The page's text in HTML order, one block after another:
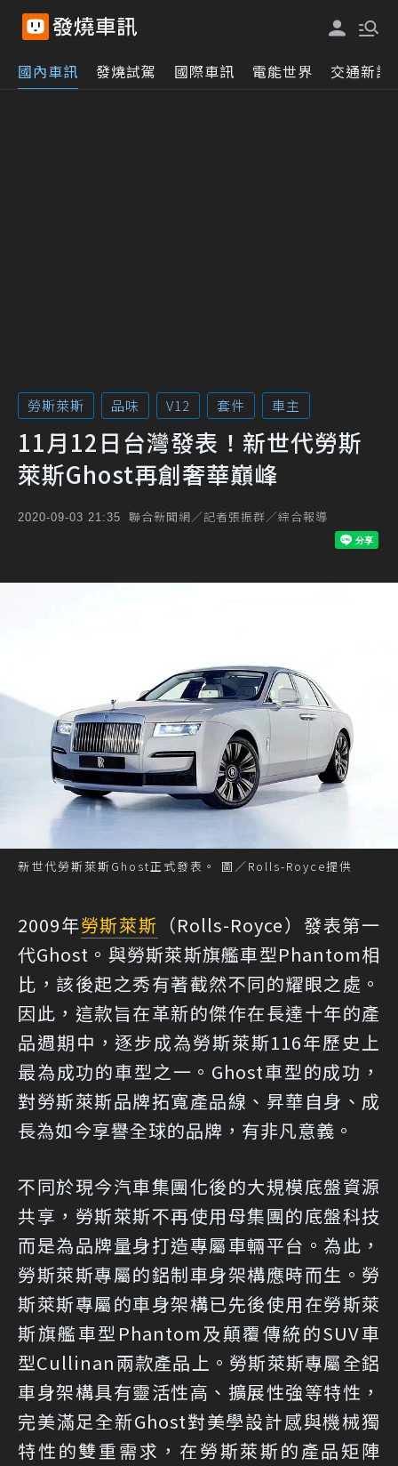
國內車訊 發燒試駕 國際車訊 電能世界 交通新訊
勞斯萊斯 品味 V12 套件 車主
11月12日台灣發表！新世代勞斯
萊斯Ghost再創奢華巔峰
2020-09-03 21:35 聯合新聞網／記者張振群／綜合報導
新世代勞斯萊斯Ghost正式發表。 圖／Rolls-Royce提供
2009年勞斯萊斯 （Rolls-Royce）發表第一
代Ghost。與勞斯萊斯旗艦車型Phantom相
比，該後起之秀有著截然不同的耀眼之處。
因此，這款旨在革新的傑作在長達十年的產
品週期中，逐步成為勞斯萊斯116年歷史上
最為成功的車型之一。Ghost車型的成功，
對勞斯萊斯品牌拓寬產品線、昇華自身、成
長為如今享譽全球的品牌，有非凡意義。
不同於現今汽車集團化後的大規模底盤資源
共享，勞斯萊斯不再使用母集團的底盤科技
而是為品牌量身打造專屬車輛平台。為此，
勞斯萊斯專屬的鋁制車身架構應時而生。勞
斯萊斯專屬的車身架構已先後使用在勞斯萊
斯旗艦車型Phantom及顛覆傳統的SUV車
型Cullinan兩款產品上。勞斯萊斯專屬全鋁
車身架構具有靈活性高、擴展性強等特性，
完美滿足全新Ghost對美學設計感與機械獨
特性的雙重需求，在勞斯萊斯的產品矩陣